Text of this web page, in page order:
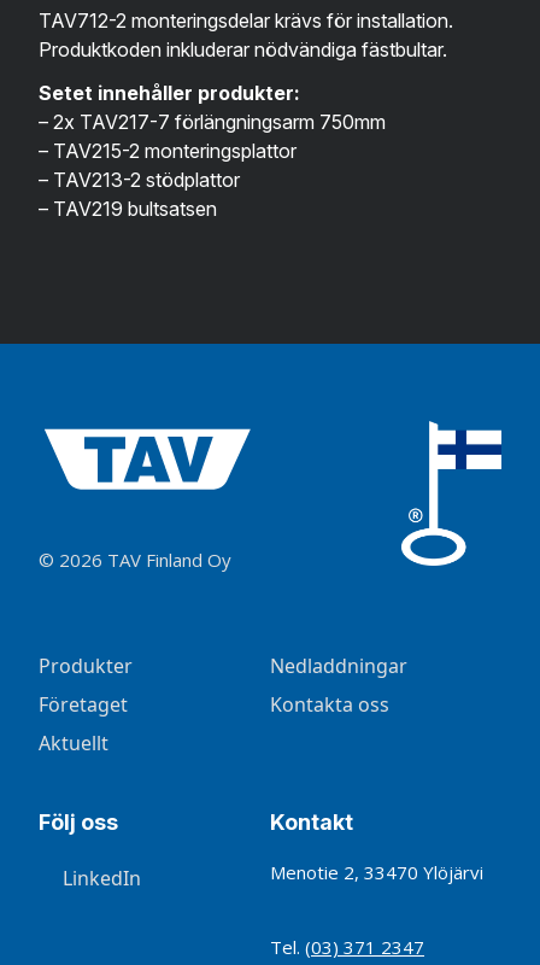
TAV712-2 monteringsdelar krävs för installation.
Produktkoden inkluderar nödvändiga fästbultar.
Setet innehåller produkter:
– 2x TAV217-7 förlängningsarm 750mm
– TAV215-2 monteringsplattor
– TAV213-2 stödplattor
– TAV219 bultsatsen
© 2026 TAV Finland Oy
Produkter
Företaget
Aktuellt
Nedladdningar
Kontakta oss
Följ oss
LinkedIn
Kontakt
Menotie 2, 33470 Ylöjärvi
Tel. (03) 371 2347